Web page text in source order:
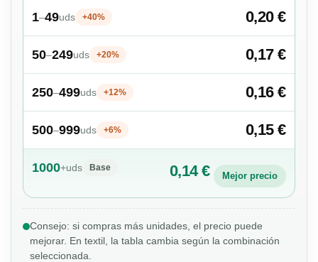
1–49uds +40% 0,20 €
50–249uds +20% 0,17 €
250–499uds +12% 0,16 €
500–999uds +6% 0,15 €
1000+uds Base 0,14 € Mejor precio
Consejo: si compras más unidades, el precio puede
mejorar. En textil, la tabla cambia según la combinación
seleccionada.